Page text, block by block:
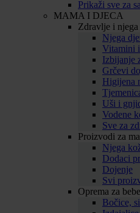
Prikaži sve za
MAMA I DJECA
Zdravlje i njega
Njega
Vitamini
Izbijanje
Grčevi
Higijena
Uši i
Vodene
Sve za
Proizvodi za
Njega
Dodaci
Dojenje
Svi
Oprema za
Bočice,